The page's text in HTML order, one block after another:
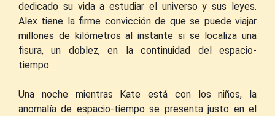
dedicado su vida a estudiar el universo y sus leyes.
Alex tiene la firme convicción de que se puede viajar
millones de kilómetros al instante si se localiza una
fisura, un doblez, en la continuidad del espacio-
tiempo.
Una noche mientras Kate está con los niños, la
anomalía de espacio-tiempo se presenta justo en el